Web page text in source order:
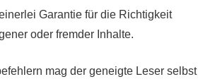
Garantie für die Richtigkeit
oder fremder Inhalte.
mag der geneigte Leser selbst